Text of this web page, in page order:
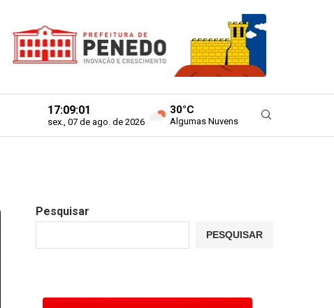
17:09:02
sex., 07 de ago. de 2026
30°C
Algumas Nuvens
Pesquisar
PESQUISAR